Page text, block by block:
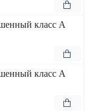
класс А
класс А